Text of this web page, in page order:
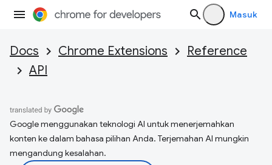
Masuk
Docs Chrome Extensions
Reference
API
Google menggunakan teknologi AI untuk menerjemahkan
konten ke dalam bahasa pilihan Anda. Terjemahan AI mungkin
mengandung kesalahan.